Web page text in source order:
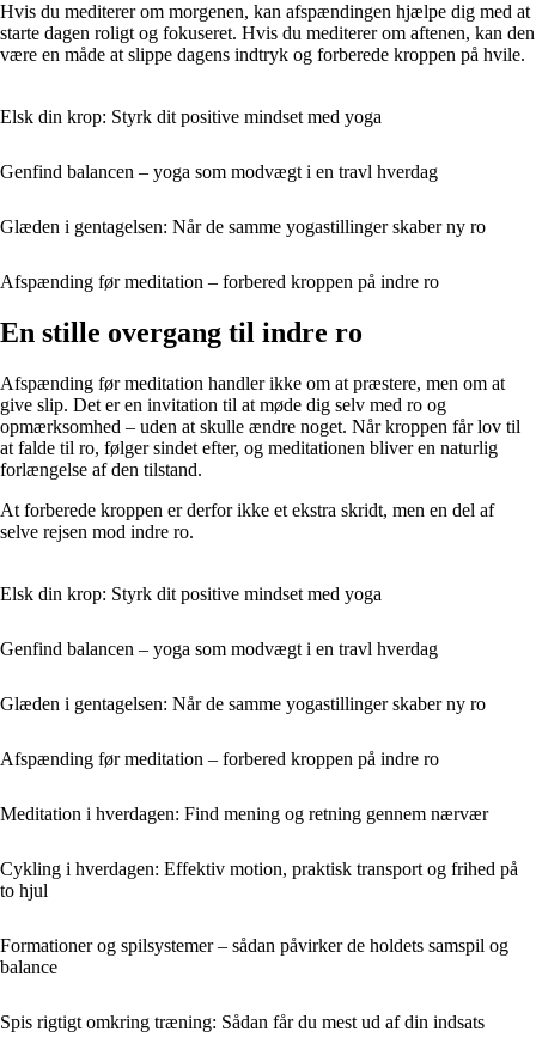
Hvis du mediterer om morgenen, kan afspændingen hjælpe dig med at
starte dagen roligt og fokuseret. Hvis du mediterer om aftenen, kan den
være en måde at slippe dagens indtryk og forberede kroppen på hvile.
Elsk din krop: Styrk dit positive mindset med yoga
Genfind balancen – yoga som modvægt i en travl hverdag
Glæden i gentagelsen: Når de samme yogastillinger skaber ny ro
Afspænding før meditation – forbered kroppen på indre ro
En stille overgang til indre ro
Afspænding før meditation handler ikke om at præstere, men om at
give slip. Det er en invitation til at møde dig selv med ro og
opmærksomhed – uden at skulle ændre noget. Når kroppen får lov til
at falde til ro, følger sindet efter, og meditationen bliver en naturlig
forlængelse af den tilstand.
At forberede kroppen er derfor ikke et ekstra skridt, men en del af
selve rejsen mod indre ro.
Elsk din krop: Styrk dit positive mindset med yoga
Genfind balancen – yoga som modvægt i en travl hverdag
Glæden i gentagelsen: Når de samme yogastillinger skaber ny ro
Afspænding før meditation – forbered kroppen på indre ro
Meditation i hverdagen: Find mening og retning gennem nærvær
Cykling i hverdagen: Effektiv motion, praktisk transport og frihed på
to hjul
Formationer og spilsystemer – sådan påvirker de holdets samspil og
balance
Spis rigtigt omkring træning: Sådan får du mest ud af din indsats